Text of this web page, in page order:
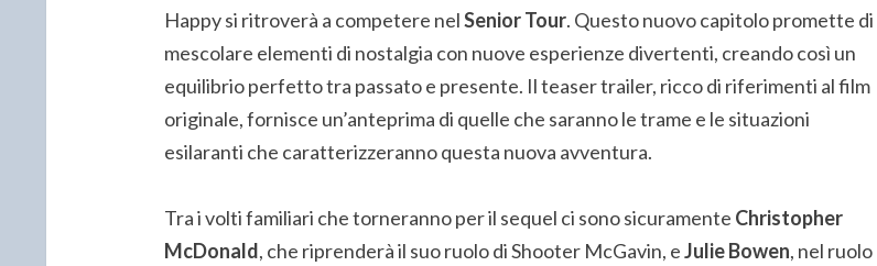
Happy si ritroverà a competere nelSenior Tour. Questo nuovo capitolo promette di
mescolare elementi di nostalgia con nuove esperienze divertenti, creando così un
equilibrio perfetto tra passato e presente. Il teaser trailer, ricco di riferimenti al film
originale, fornisce un’anteprima di quelle che saranno le trame e le situazioni
esilaranti che caratterizzeranno questa nuova avventura.
Tra i volti familiari che torneranno per il sequel ci sono sicuramente Christopher
McDonald, che riprenderà il suo ruolo di Shooter McGavin, eJulie Bowen, nel ruolo